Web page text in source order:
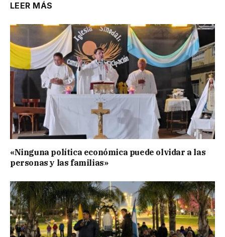
LEER MÁS
«Ninguna política económica puede olvidar a las
personas y las familias»